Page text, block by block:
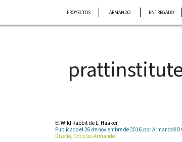
PROYECTOS ARMANDO ENTREGADO
El Wild Rabbit de L. Haaker
Publicado el 26 de noviembre de 2016 por
Diseño, Noticias Armando